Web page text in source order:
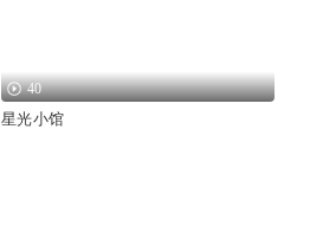
40
星光小馆